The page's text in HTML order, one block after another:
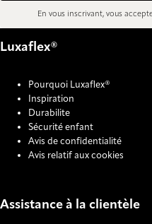
En vous inscrivant, vous
Luxaflex®
Pourquoi Luxaflex®
Inspiration
Durabilite
Sécurité enfant
Avis de confidentialité
Avis relatif aux cookies
Assistance à la clientèle